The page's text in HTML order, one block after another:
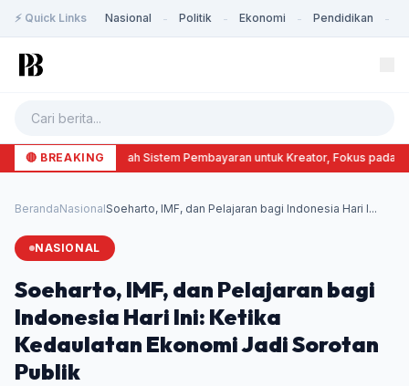
⚡ Quick Links Nasional - Politik - Ekonomi - Pendidikan -
🔴 BREAKINGX Ubah Sistem Pembayaran untuk Kreator, Fokus pada
BerandaNasionalSoeharto, IMF, dan Pelajaran bagi Indonesia Hari I...
NASIONAL
Soeharto, IMF, dan Pelajaran bagi
Indonesia Hari Ini: Ketika
Kedaulatan Ekonomi Jadi Sorotan
Publik